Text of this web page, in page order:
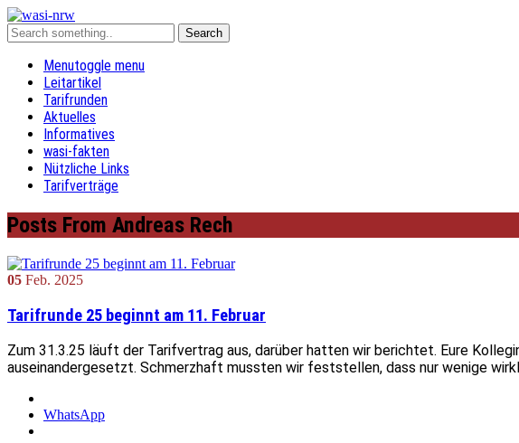
Menutoggle menu
Leitartikel
Tarifrunden
Aktuelles
Informatives
wasi-fakten
Nützliche Links
Tarifverträge
Posts From Andreas Rech
05 Feb. 2025
Tarifrunde 25 beginnt am 11. Februar
Zum 31.3.25 läuft der Tarifvertrag aus, darüber hatten wir berichtet. Eure
auseinandergesetzt. Schmerzhaft mussten wir feststellen, dass nur wenige
WhatsApp